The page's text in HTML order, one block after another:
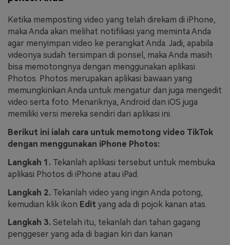
Ketika memposting video yang telah direkam di iPhone,
maka Anda akan melihat notifikasi yang meminta Anda
agar menyimpan video ke perangkat Anda. Jadi, apabila
videonya sudah tersimpan di ponsel, maka Anda masih
bisa memotongnya dengan menggunakan aplikasi
Photos. Photos merupakan aplikasi bawaan yang
memungkinkan Anda untuk mengatur dan juga mengedit
video serta foto. Menariknya, Android dan iOS juga
memiliki versi mereka sendiri dari aplikasi ini.
Berikut ini ialah cara untuk memotong video TikTok
dengan menggunakan iPhone Photos:
Langkah 1. Tekanlah aplikasi tersebut untuk membuka
aplikasi Photos di iPhone atau iPad.
Langkah 2. Tekanlah video yang ingin Anda potong,
kemudian klik ikon Edit yang ada di pojok kanan atas.
Langkah 3. Setelah itu, tekanlah dan tahan gagang
penggeser yang ada di bagian kiri dan kanan